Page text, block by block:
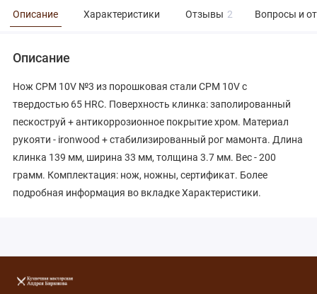
Описание Характеристики Отзывы 2 Вопросы и
Описание
Нож CPM 10V №3 из порошковая стали CPM 10V с
твердостью 65 HRC. Поверхность клинка: заполированный
пескоструй + антикоррозионное покрытие хром. Материал
рукояти - ironwood + стабилизированный рог мамонта. Длина
клинка 139 мм, ширина 33 мм, толщина 3.7 мм. Вес - 200
грамм. Комплектация: нож, ножны, сертификат. Более
подробная информация во вкладке Характеристики.